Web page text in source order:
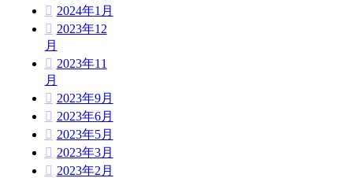
2024年1月
2023年12
月
2023年11
月
2023年9月
2023年6月
2023年5月
2023年3月
2023年2月